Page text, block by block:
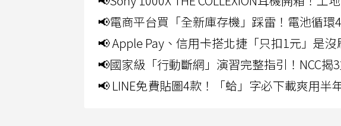
📢電商平台買「全新庫存機」踩雷！電池循
📢 Apple Pay、信用卡搭北捷「只扣1元」是
📢國家級「行動斷網」演習完整指引！NCC
📢 LINE免費貼圖4款！「蛤」字必下載爽用半